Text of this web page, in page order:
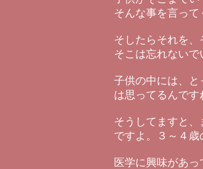
そんな事を言って
そしたらそれを、
そこは忘れないで
子供の中には、
は思ってるんです
そうしてますと
ですよ。３～４歳
医学に興味があっ